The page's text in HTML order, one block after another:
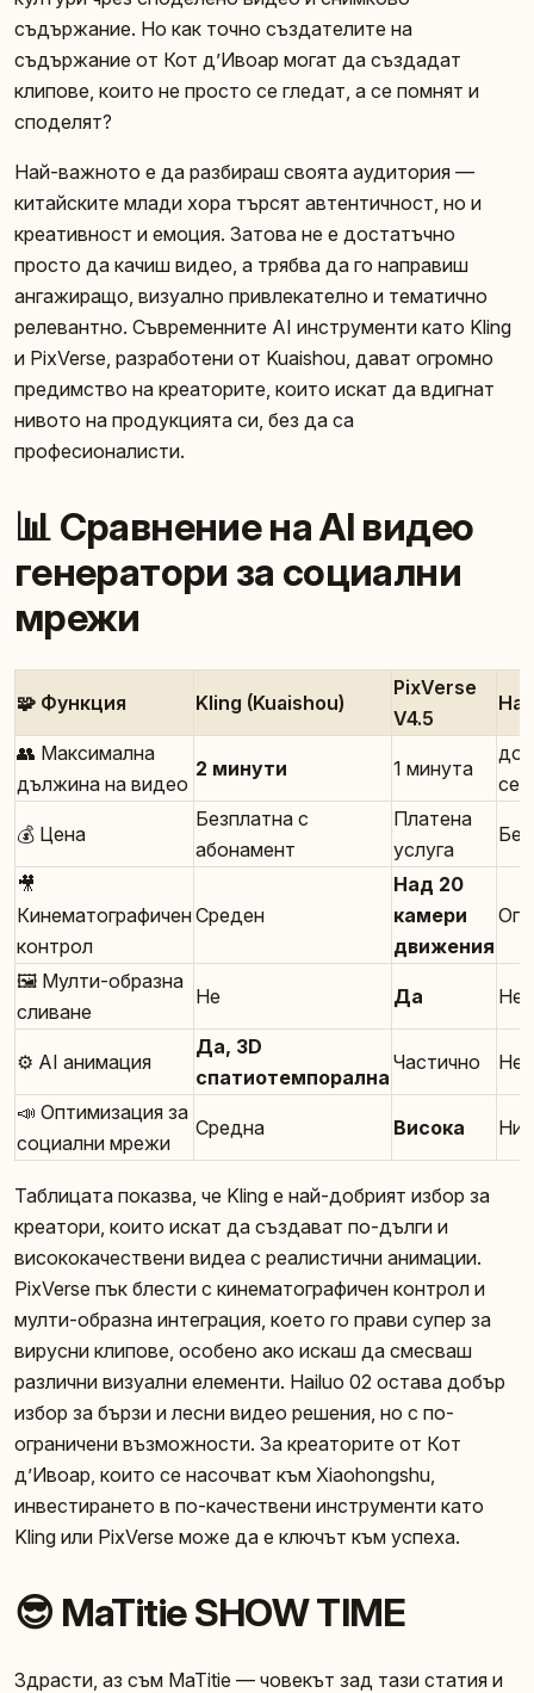
съдържание. Но как точно създателите на
съдържание от Кот д’Ивоар могат да създадат
клипове, които не просто се гледат, а се помнят и
споделят?
Най-важното е да разбираш своята аудитория —
китайските млади хора търсят автентичност, но и
креативност и емоция. Затова не е достатъчно
просто да качиш видео, а трябва да го направиш
ангажиращо, визуално привлекателно и тематично
релевантно. Съвременните AI инструменти като Kling
и PixVerse, разработени от Kuaishou, дават огромно
предимство на креаторите, които искат да вдигнат
нивото на продукцията си, без да са
професионалисти.
📊 Сравнение на AI видео
генератори за социални
мрежи
🧩 Функция Kling (Kuaishou)
PixVerse
V4.5
👥 Максимална
дължина на видео
2 минути 1 минута
до
💰 Цена
Безплатна с
абонамент
Платена
услуга
🎥
Кинематографичен
контрол
Среден
Над 20
камери
движения
🖼️ Мулти-образна
сливане
Не Да Не
⚙️ AI анимация
Да, 3D
спатиотемпорална
Частично Не
📣 Оптимизация за
социални мрежи
Средна Висока
Таблицата показва, че Kling е най-добрият избор за
креатори, които искат да създават по-дълги и
висококачествени видеа с реалистични анимации.
PixVerse пък блести с кинематографичен контрол и
мулти-образна интеграция, което го прави супер за
вирусни клипове, особено ако искаш да смесваш
различни визуални елементи. Hailuo 02 остава добър
избор за бързи и лесни видео решения, но с по-
ограничени възможности. За креаторите от Кот
д’Ивоар, които се насочват към Xiaohongshu,
инвестирането в по-качествени инструменти като
Kling или PixVerse може да е ключът към успеха.
😎 MaTitie SHOW TIME
Здрасти, аз съм MaTitie — човекът зад тази статия и